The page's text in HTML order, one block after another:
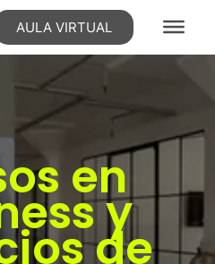
AULA VIRTUAL
en
y
de